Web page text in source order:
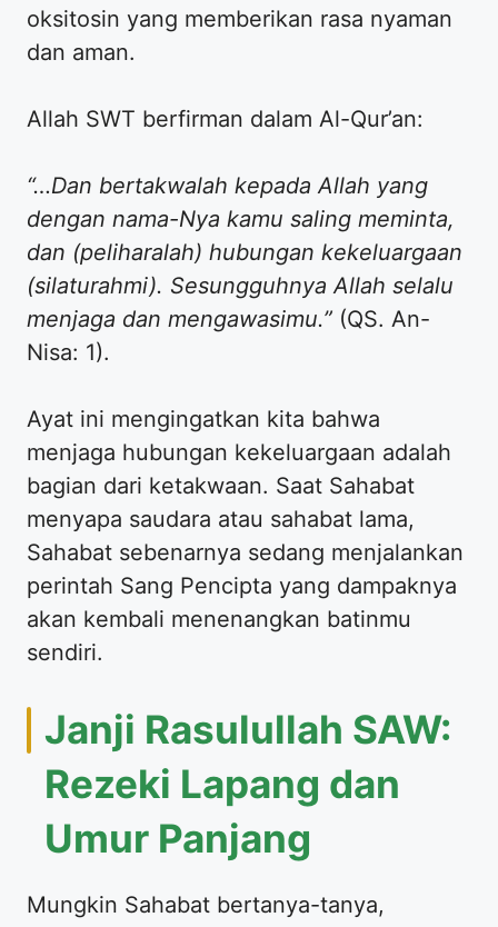
oksitosin yang memberikan rasa nyaman
dan aman.
​Allah SWT berfirman dalam Al-Qur’an:
“…Dan bertakwalah kepada Allah yang
dengan nama-Nya kamu saling meminta,
dan (peliharalah) hubungan kekeluargaan
(silaturahmi). Sesungguhnya Allah selalu
menjaga dan mengawasimu.” (QS. An-
Nisa: 1).
​Ayat ini mengingatkan kita bahwa
menjaga hubungan kekeluargaan adalah
bagian dari ketakwaan. Saat Sahabat
menyapa saudara atau sahabat lama,
Sahabat sebenarnya sedang menjalankan
perintah Sang Pencipta yang dampaknya
akan kembali menenangkan batinmu
sendiri.
​Janji Rasulullah SAW:
Rezeki Lapang dan
Umur Panjang
​Mungkin Sahabat bertanya-tanya,